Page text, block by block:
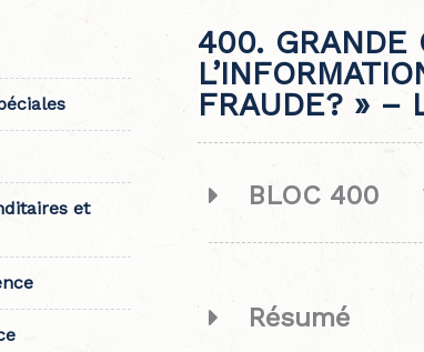
et
400. GRANDE
FRAUDE? » –
BLOC 400
Résumé